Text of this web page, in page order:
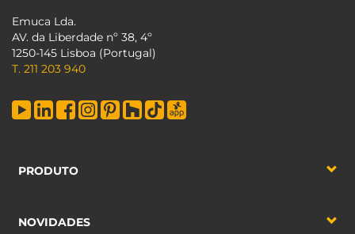
Emuca Lda.
AV. da Liberdade nº 38, 4º
1250-145 Lisboa (Portugal)
T. 211 203 940
PRODUTO
NOVIDADES